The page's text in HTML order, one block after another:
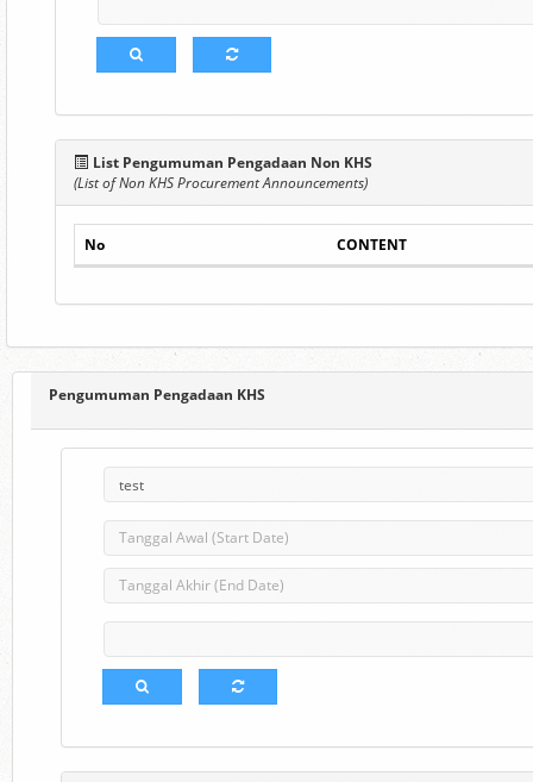
List Pengumuman Pengadaan Non KHS
(List of Non KHS Procurement Announcements)
No CONTENT
Pengumuman Pengadaan KHS